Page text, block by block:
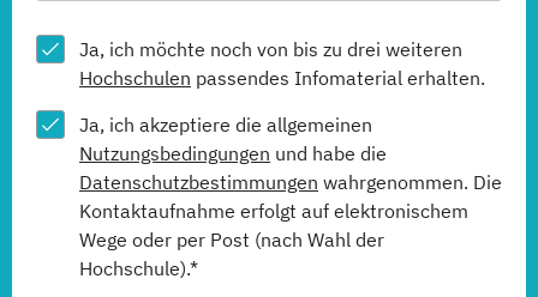
Ja, ich möchte noch von bis zu drei weiteren
Hochschulen passendes Infomaterial erhalten.
Ja, ich akzeptiere die allgemeinen
Nutzungsbedingungen und habe die
Datenschutzbestimmungen wahrgenommen. Die
Kontaktaufnahme erfolgt auf elektronischem
Wege oder per Post (nach Wahl der
Hochschule).*